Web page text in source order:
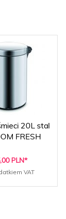
20L stal
FRESH
00 PLN*
VAT